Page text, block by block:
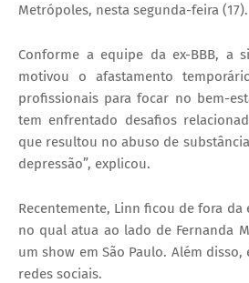
Metrópoles, nesta segunda-feira (17).
Conforme a equipe da ex-BBB, a
motivou o afastamento
profissionais para focar no bem-
tem enfrentado desafios
que resultou no abuso de
depressão”, explicou.
Recentemente, Linn ficou de fora
no qual atua ao lado de Fernanda
um show em São Paulo. Além disso,
redes sociais.